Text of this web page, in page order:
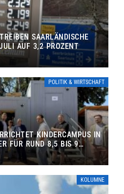
SAARLÄNDISCHE
AUF 3,2 PROZENT
POLITIK & WIRTSCHAFT
KINDERCAMPUS IN
FÜR RUND 8,5 BIS 9
KOLUMNE